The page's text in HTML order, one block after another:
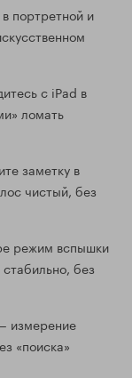
портретной и
с iPad в
ломать
заметку в
чистый, без
режим вспышки
без
измерение
«поиска»